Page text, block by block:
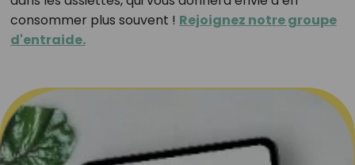
consommer plus souvent ! Rejoignez notre groupe
d'entraide.